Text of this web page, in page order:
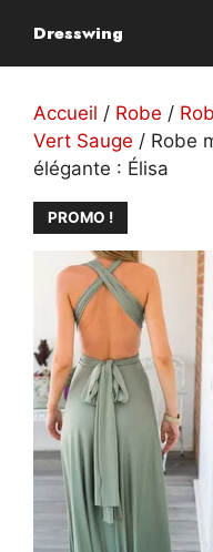
contenu
Dresswing
Accueil / Robe /
Vert Sauge / Robe
élégante : Élisa
PROMO !